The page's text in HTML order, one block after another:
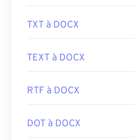
TXT à DOCX
TEXT à DOCX
RTF à DOCX
DOT à DOCX